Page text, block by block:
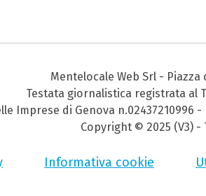
Mentelocale Web Srl -
Testata giornalistica registrata al
Imprese di Genova n.02437210996 -
Copyright © 2025 (V3)
Informativa cookie